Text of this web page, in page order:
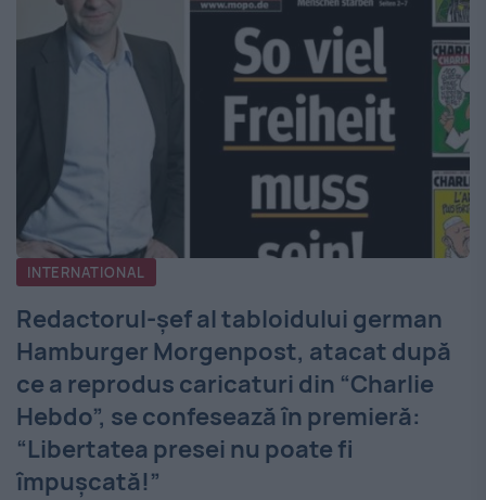
INTERNATIONAL
Redactorul-şef al tabloidului german
Hamburger Morgenpost, atacat după
ce a reprodus caricaturi din “Charlie
Hebdo”, se confesează în premieră:
“Libertatea presei nu poate fi
împuşcată!”